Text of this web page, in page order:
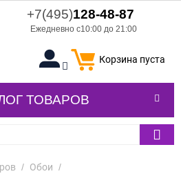
+7(495)128-48-87
Ежедневно с10:00 до 21:00
Корзина пуста
ТОВАРОВ
/ Обои /